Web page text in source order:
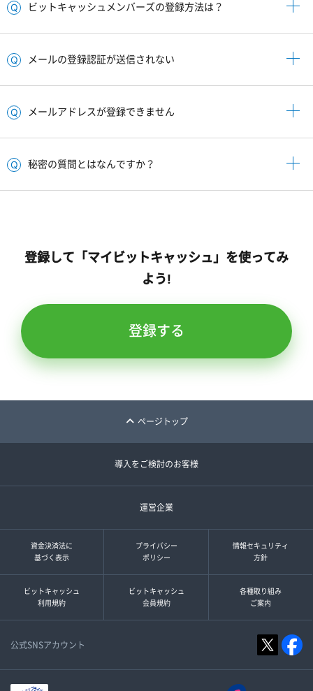
ビットキャッシュメンバーズの登録方法は？
メールの登録認証が送信されない
メールアドレスが登録できません
秘密の質問とはなんですか？
登録して「マイビットキャッシュ」を使ってみ
よう!
登録する
ページトップ
導入をご検討のお客様
運営企業
資金決済法に
基づく表示
プライバシー
ポリシー
情報セキュリティ
方針
ビットキャッシュ
利用規約
ビットキャッシュ
会員規約
各種取り組み
ご案内
公式SNSアカウント